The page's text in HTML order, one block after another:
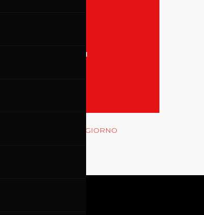
TUTTI GLI EVENTI
GLI EVENTI DEL GIORNO